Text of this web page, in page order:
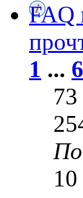
FAQ
1 ... 6
73